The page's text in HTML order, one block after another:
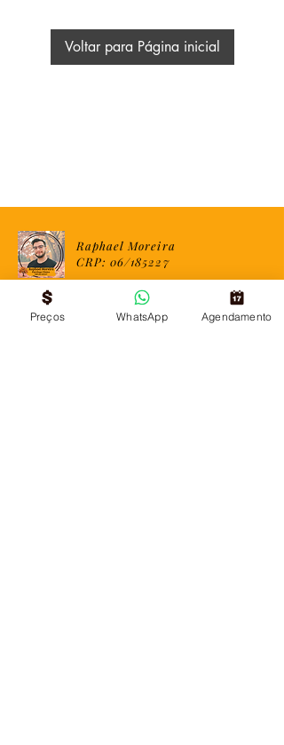
Voltar para Página inicial
Raphael Moreira
CRP: 06/185227
Preços WhatsApp Agendamento